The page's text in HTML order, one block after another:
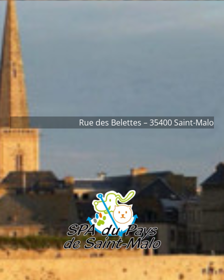
principal
Rue des Belettes – 35400 Saint-Malo